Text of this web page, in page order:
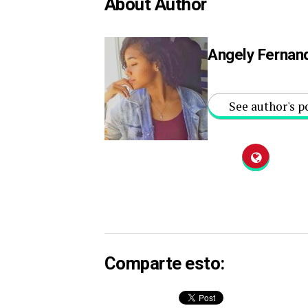
About Author
Angely
See author's
Comparte esto: